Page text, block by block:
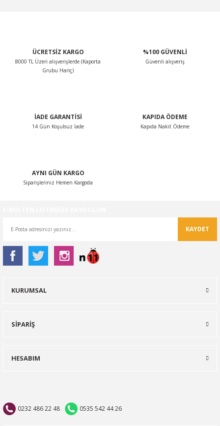
ÜCRETSİZ KARGO
8000 TL Üzeri alışverişlerde (Kaporta
Grubu Hariç)
%100 GÜVENLİ
Güvenli alışveriş
İADE GARANTİSİ
14 Gün Koşulsuz İade
KAPIDA ÖDEME
Kapıda Nakit Ödeme
AYNI GÜN KARGO
Siparişleriniz Hemen Kargoda
KAYDET
0232 486 22 48 0535 542 44 26
KURUMSAL
SİPARİŞ
HESABIM